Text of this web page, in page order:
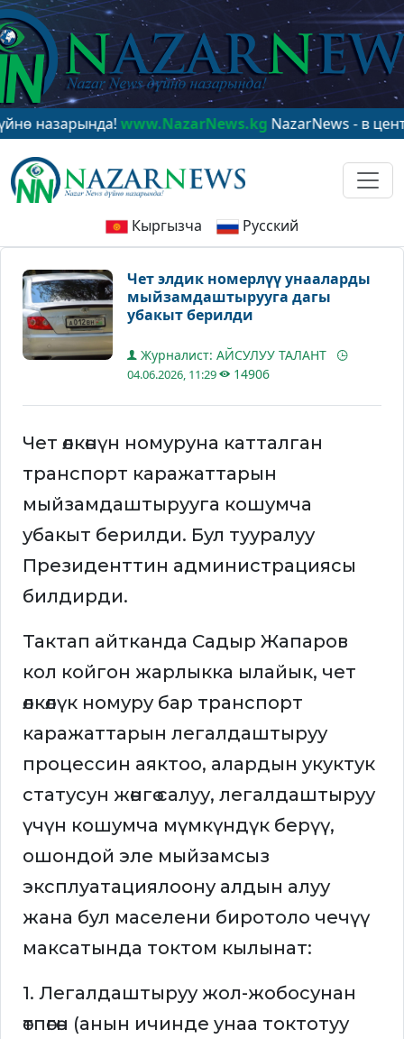
www.NazarNews.kgNazarNews - в центре
Кыргызча Русский
Чет элдик номерлүү унааларды
мыйзамдаштырууга дагы
убакыт берилди
Журналист: АЙСУЛУУ ТАЛАНТ
04.06.2026, 11:29 14906
Чет өлкөнүн номуруна катталган
транспорт каражаттарын
мыйзамдаштырууга кошумча
убакыт берилди. Бул тууралуу
Президенттин администрациясы
билдирди.
Тактап айтканда Садыр Жапаров
кол койгон жарлыкка ылайык, чет
өлкөлүк номуру бар транспорт
каражаттарын легалдаштыруу
процессин аяктоо, алардын укуктук
статусун жөнгө салуу, легалдаштыруу
үчүн кошумча мүмкүндүк берүү,
ошондой эле мыйзамсыз
эксплуатациялоону алдын алуу
жана бул маселени биротоло чечүү
максатында токтом кылынат:
1. Легалдаштыруу жол-жобосунан
өтпөгөн (анын ичинде унаа токтотуу